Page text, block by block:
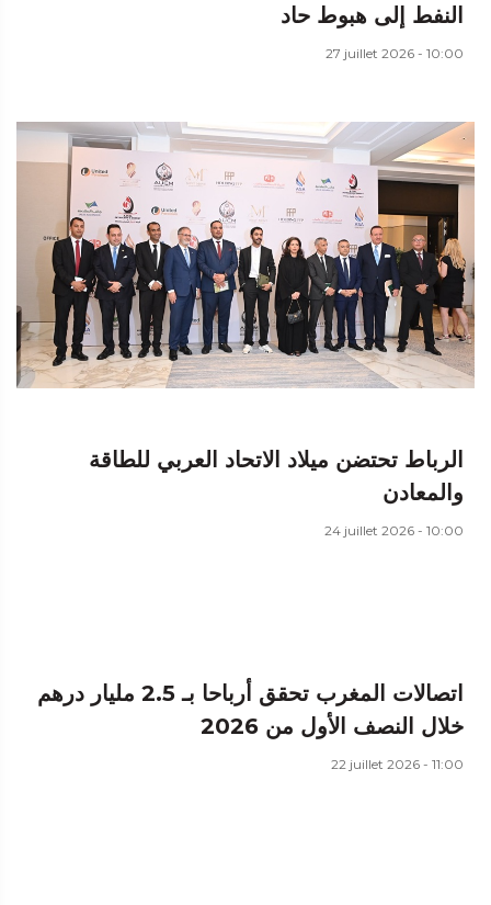
النفط إلى هبوط حاد
27 juillet 2026 - 10:00
الرباط تحتضن ميلاد الاتحاد العربي للطاقة
والمعادن
24 juillet 2026 - 10:00
اتصالات المغرب تحقق أرباحا بـ 2.5 مليار درهم
خلال النصف الأول من 2026
22 juillet 2026 - 11:00